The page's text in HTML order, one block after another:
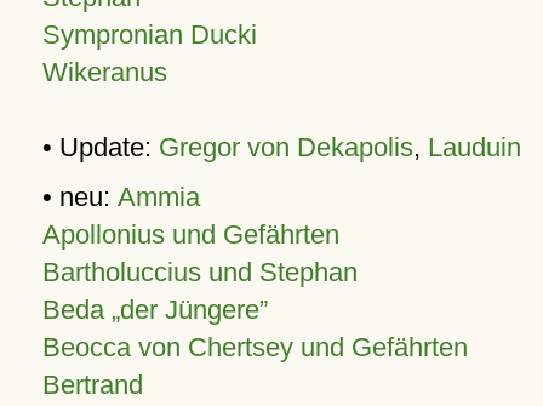
Sympronian Ducki
Wikeranus
• Update: Gregor von Dekapolis, Lauduin
• neu: Ammia
Apollonius und Gefährten
Bartholuccius und Stephan
Beda „der Jüngere”
Beocca von Chertsey und Gefährten
Bertrand